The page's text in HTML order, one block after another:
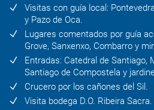
Visitas con guía local:
y Pazo de Oca.
Lugares comentados por guía
Grove, Sanxenxo, Combarro y
Entradas: Catedral de Santiago,
Santiago de Compostela y
Crucero por los cañones del Sil.
Visita bodega D.O. Ribeira Sacra.